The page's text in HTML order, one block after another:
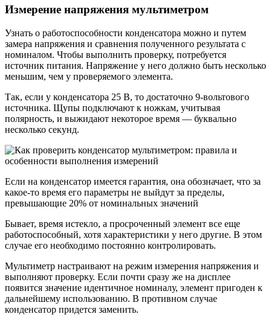
Измерение напряжения мультиметром
Узнать о работоспособности конденсатора можно и путем
замера напряжения и сравнения полученного результата с
номиналом. Чтобы выполнить проверку, потребуется
источник питания. Напряжение у него должно быть несколько
меньшим, чем у проверяемого элемента.
Так, если у конденсатора 25 В, то достаточно 9-вольтового
источника. Щупы подключают к ножкам, учитывая
полярность, и выжидают некоторое время — буквально
несколько секунд.
Если на конденсатор имеется гарантия, она обозначает, что за
какое-то время его параметры не выйдут за пределы,
превышающие 20% от номинальных значений
Бывает, время истекло, а просроченный элемент все еще
работоспособный, хотя характеристики у него другие. В этом
случае его необходимо постоянно контролировать.
Мультиметр настраивают на режим измерения напряжения и
выполняют проверку. Если почти сразу же на дисплее
появится значение идентичное номиналу, элемент пригоден к
дальнейшему использованию. В противном случае
конденсатор придется заменить.